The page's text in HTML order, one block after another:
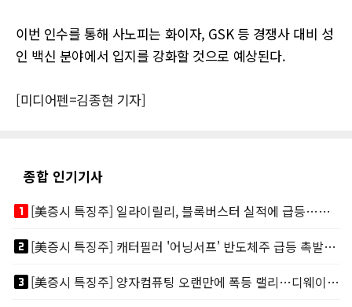
이번 인수를 통해 사노피는 화이자, GSK 등 경쟁사 대비 성
인 백신 분야에서 입지를 강화할 것으로 예상된다.
[미디어펜=김종현 기자]
종합 인기기사
looks_one
[美증시 특징주] 일라이릴리, 블록버스터 실적에 급등…마운자로 매출 폭발
looks_two
[美증시 특징주] 캐터필러 '어닝서프' 반도체주 급등 촉발…"AI 데이터센터 건설 강력"
looks_3
[美증시 특징주] 양자컴퓨팅 오랜만에 폭등 랠리…디웨이브·아이온큐 주도